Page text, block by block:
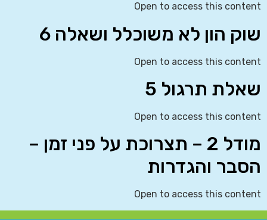
Open to access this content
שוק הון לא משוכלל ושאלה 6
Open to access this content
שאלת תרגול 5
Open to access this content
מודל 2 – תצרוכת על פני זמן –
הסבר והגדרות
Open to access this content